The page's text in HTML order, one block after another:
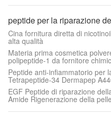
peptide per la riparazione
Cina fornitura diretta di
alta qualità
Materia prima cosmetica
polipeptide-1 da fornitore
Peptide anti-infiammatorio per
Tetrapeptide-34 Dermapep
EGF Peptide di riparazione
Amide Rigenerazione della pelle